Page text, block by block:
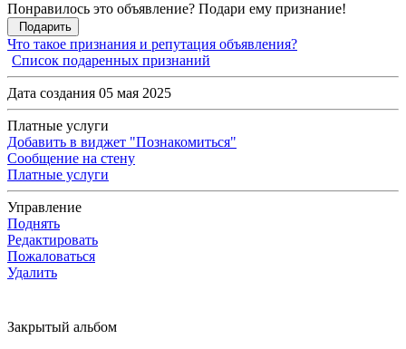
Понравилось это объявление? Подари ему признание!
Подарить
Что такое признания и репутация объявления?
Список подаренных признаний
Дата создания 05 мая 2025
Платные услуги
Добавить в виджет "Познакомиться"
Сообщение на стену
Платные услуги
Управление
Поднять
Редактировать
Пожаловаться
Удалить
Закрытый альбом